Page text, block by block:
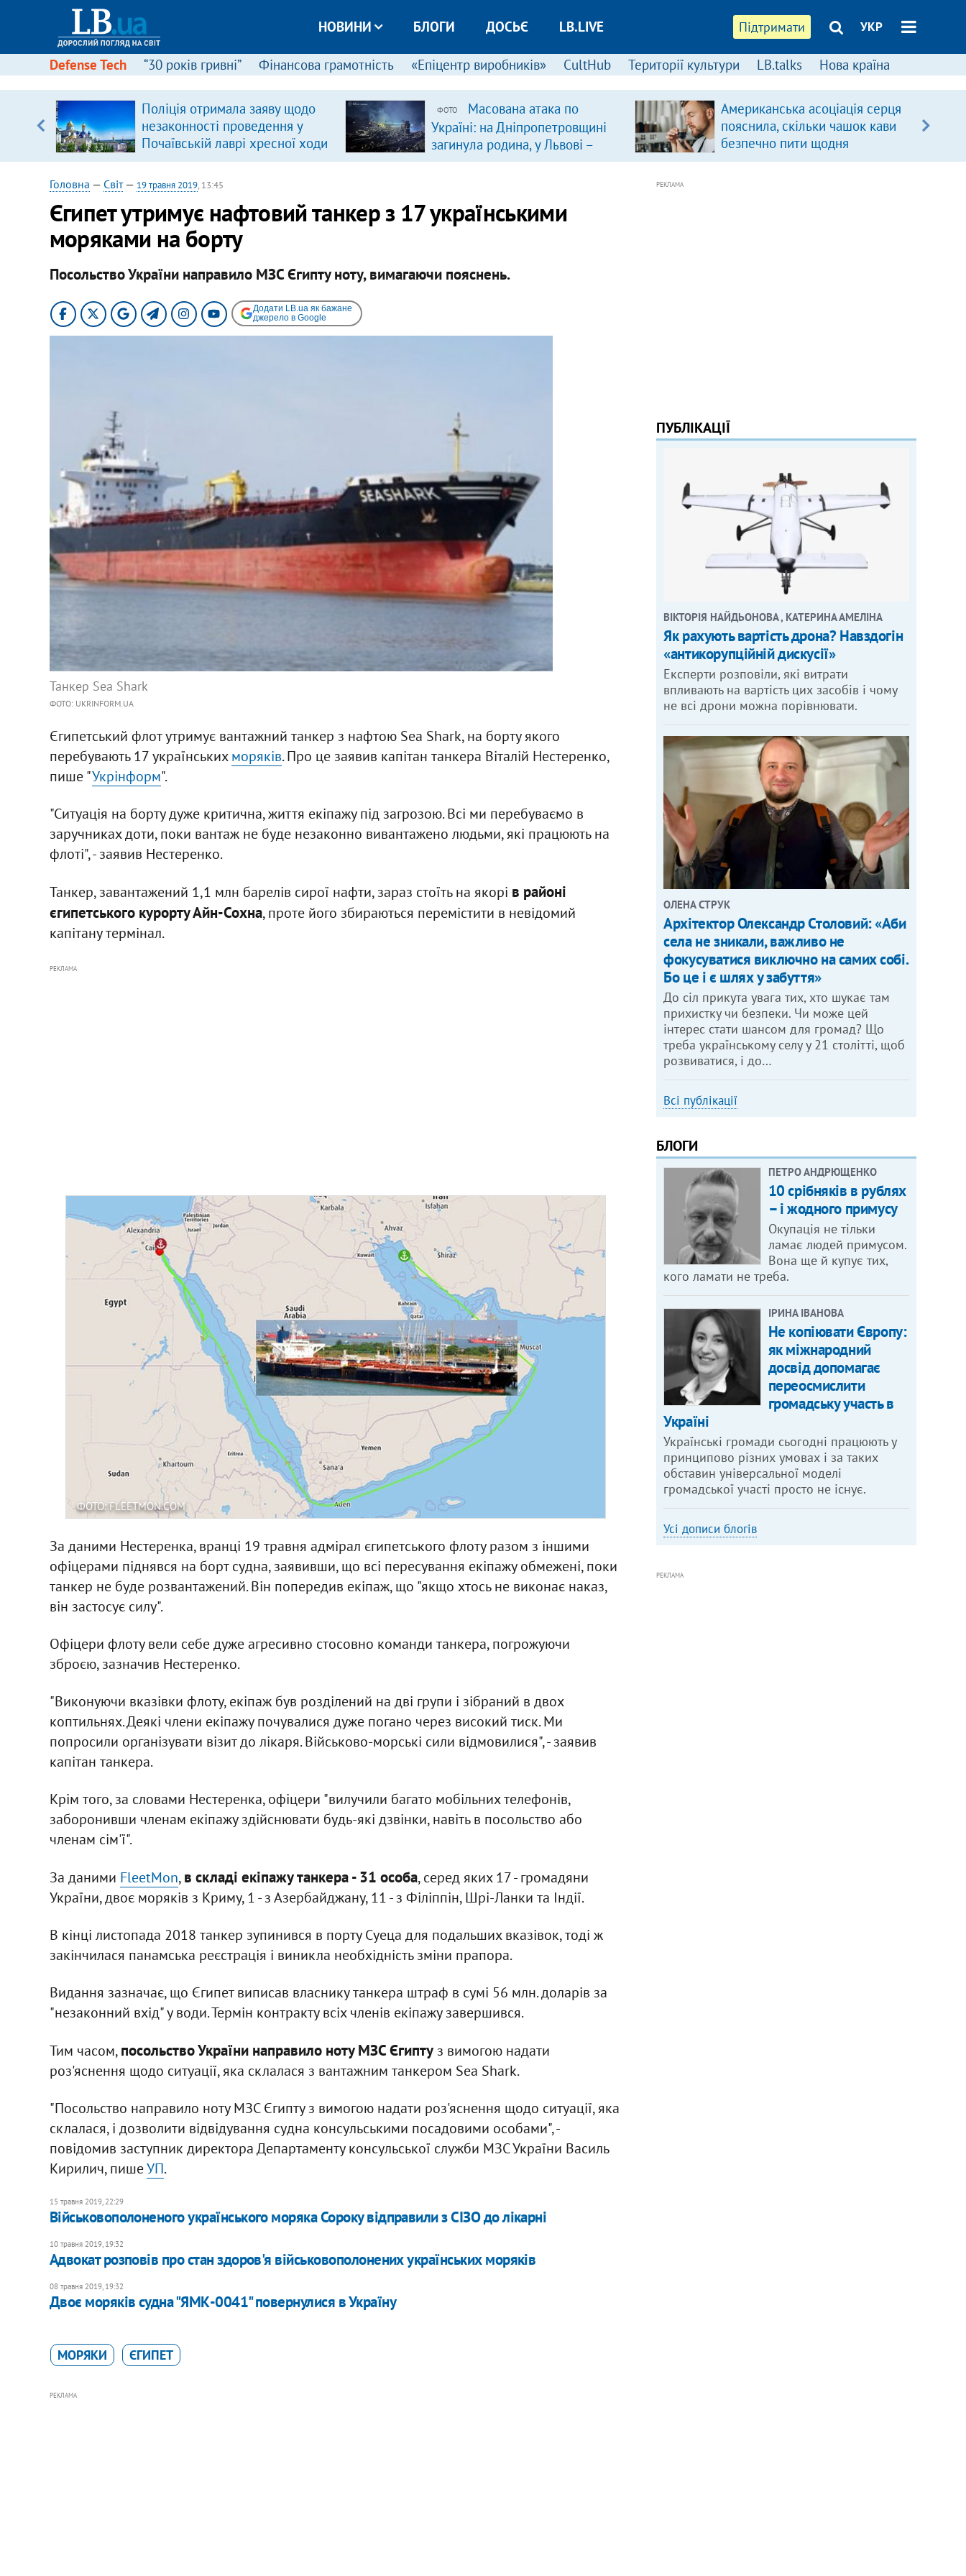
Підтримати УКР
НОВИНИ БЛОГИ ДОСЬЄ LB.LIVE
Defense Tech “30 років гривні” Фінансова грамотність «Епіцентр виробників» CultHub Території культури LB.talks Нова країна
Поліція отримала заяву щодо
незаконності проведення у
Почаївській лаврі хресної ходи
ФОТО
Масована атака по
Україні: на Дніпропетровщині
загинула родина, у Львові –
удар по багатоповерхівках
Американська асоціація серця
пояснила, скільки чашок кави
безпечно пити щодня
Головна — Світ— 19 травня 2019, 13:45
Єгипет утримує нафтовий танкер з 17 українськими
моряками на борту
Посольство України направило МЗС Єгипту ноту, вимагаючи пояснень.
Додати LB.ua як бажане
джерело в Google
Танкер Sea Shark
ФОТО: UKRINFORM.UA
Єгипетський флот утримує вантажний танкер з нафтою Sea Shark, на борту якого
перебувають 17 українськихморяків. Про це заявив капітан танкера Віталій Нестеренко,
пише "Укрінформ".
"Ситуація на борту дуже критична, життя екіпажу під загрозою. Всі ми перебуваємо в
заручниках доти, поки вантаж не буде незаконно вивантажено людьми, які працюють на
флоті", - заявив Нестеренко.
Танкер, завантажений 1,1 млн барелів сирої нафти, зараз стоїть на якорі в районі
єгипетського курорту Айн-Сохна, проте його збираються перемістити в невідомий
капітану термінал.
РЕКЛАМА
ФОТО: FLEETMON.COM
За даними Нестеренка, вранці 19 травня адмірал єгипетського флоту разом з іншими
офіцерами піднявся на борт судна, заявивши, що всі пересування екіпажу обмежені, поки
танкер не буде розвантажений. Він попередив екіпаж, що "якщо хтось не виконає наказ,
він застосує силу".
Офіцери флоту вели себе дуже агресивно стосовно команди танкера, погрожуючи
зброєю, зазначив Нестеренко.
"Виконуючи вказівки флоту, екіпаж був розділений на дві групи і зібраний в двох
коптильнях. Деякі члени екіпажу почувалися дуже погано через високий тиск. Ми
попросили організувати візит до лікаря. Військово-морські сили відмовилися", - заявив
капітан танкера.
Крім того, за словами Нестеренка, офіцери "вилучили багато мобільних телефонів,
заборонивши членам екіпажу здійснювати будь-які дзвінки, навіть в посольство або
членам сім'ї".
За даними FleetMon,в складі екіпажу танкера - 31 особа, серед яких 17 - громадяни
України, двоє моряків з Криму, 1 - з Азербайджану, 11 - з Філіппін, Шрі-Ланки та Індії.
В кінці листопада 2018 танкер зупинився в порту Суеца для подальших вказівок, тоді ж
закінчилася панамська реєстрація і виникла необхідність зміни прапора.
Видання зазначає, що Єгипет виписав власнику танкера штраф в сумі 56 млн. доларів за
"незаконний вхід" у води. Термін контракту всіх членів екіпажу завершився.
Тим часом,посольство України направило ноту МЗС Єгиптуз вимогою надати
роз'яснення щодо ситуації, яка склалася з вантажним танкером Sea Shark.
"Посольство направило ноту МЗС Єгипту з вимогою надати роз'яснення щодо ситуації, яка
склалася, і дозволити відвідування судна консульськими посадовими особами", -
повідомив заступник директора Департаменту консульської служби МЗС України Василь
Кирилич, пишеУП.
15 травня 2019, 22:29
Військовополоненого українського моряка Сороку відправили з СІЗО до лікарні
10 травня 2019, 19:32
Адвокат розповів про стан здоров'я військовополонених українських моряків
08 травня 2019, 19:32
Двоє моряків судна "ЯМК-0041" повернулися в Україну
МОРЯКИ ЄГИПЕТ
РЕКЛАМА
РЕКЛАМА
ПУБЛІКАЦІЇ
ВІКТОРІЯ НАЙДЬОНОВА , КАТЕРИНА АМЕЛІНА
Як рахують вартість дрона? Навздогін
«антикорупційній дискусії»
Експерти розповіли, які витрати
впливають на вартість цих засобів і чому
не всі дрони можна порівнювати.
ОЛЕНА СТРУК
Архітектор Олександр Столовий: «Аби
села не зникали, важливо не
фокусуватися виключно на самих собі.
Бо це і є шлях у забуття»
До сіл прикута увага тих, хто шукає там
прихистку чи безпеки. Чи може цей
інтерес стати шансом для громад? Що
треба українському селу у 21 столітті, щоб
розвиватися, і до…
Всі публікації
БЛОГИ
ПЕТРО АНДРЮЩЕНКО
10 срібняків в рублях
– і жодного примусу
Окупація не тільки
ламає людей примусом.
Вона ще й купує тих,
кого ламати не треба.
ІРИНА ІВАНОВА
Не копіювати Європу:
як міжнародний
досвід допомагає
переосмислити
громадську участь в
Україні
Українські громади сьогодні працюють у
принципово різних умовах і за таких
обставин універсальної моделі
громадської участі просто не існує.
Усі дописи блогів
РЕКЛАМА